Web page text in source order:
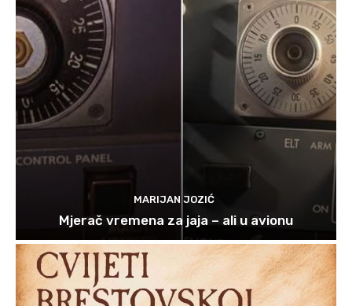
MARIJAN JOZIĆ
Mjerač vremena za jaja – ali u avionu